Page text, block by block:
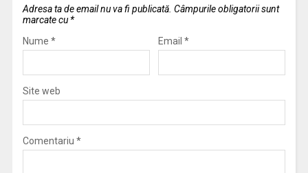
Adresa ta de email nu va fi publicată. Câmpurile obligatorii sunt
marcate cu *
Nume * Email *
Site web
Comentariu *